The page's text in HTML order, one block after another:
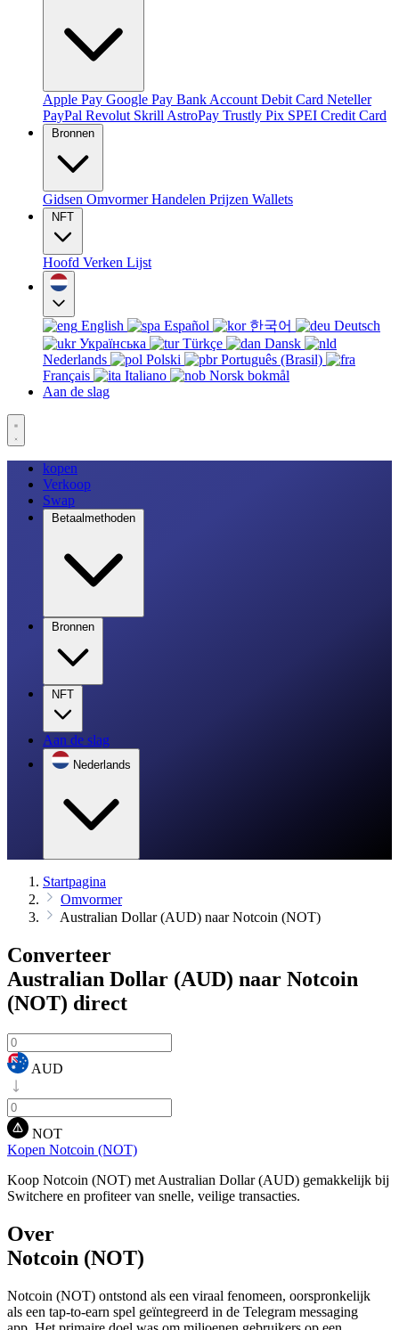
Apple Pay Google Pay Bank Account Debit Card Neteller
PayPal Revolut Skrill AstroPay Trustly Pix SPEI Credit Card
Bronnen
Gidsen OmvormerHandelen Prijzen Wallets
NFT
Hoofd Verken Lijst
English Español 한국어
Deutsch
Українська
Türkçe
Dansk
Nederlands
Polski
Português (Brasil)
Français
Italiano
Norsk bokmål
Aan de slag
kopen
Verkoop
Swap
Betaalmethoden
Bronnen
NFT
Aan de slag
Nederlands
Startpagina
Omvormer
Australian Dollar (AUD) naar Notcoin (NOT)
Converteer
Australian Dollar (AUD) naar Notcoin
(NOT) direct
AUD
NOT
Kopen Notcoin (NOT)
Koop Notcoin (NOT) met Australian Dollar (AUD) gemakkelijk bij
Switchere en profiteer van snelle, veilige transacties.
Over
Notcoin (NOT)
Notcoin (NOT) ontstond als een viraal fenomeen, oorspronkelijk
als een tap-to-earn spel geïntegreerd in de Telegram messaging